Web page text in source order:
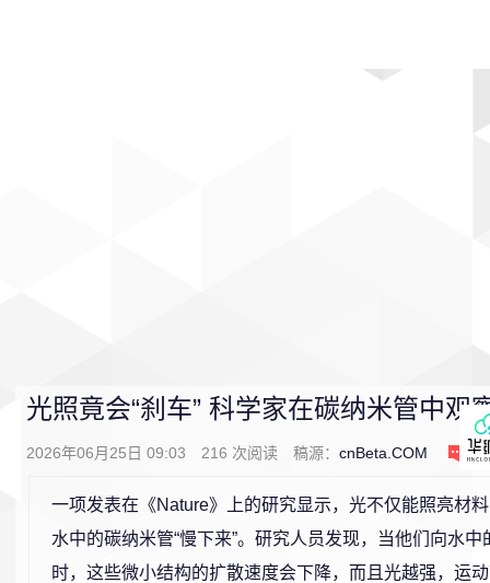
光照竟会“刹车” 科学家在碳纳米管中观
2026年06月25日 09:03 216 次阅读 稿源： cnBeta.COM 0
一项发表在《Nature》上的研究显示，光不仅能照亮材
水中的碳纳米管“慢下来”。研究人员发现，当他们向水
时，这些微小结构的扩散速度会下降，而且光越强，运